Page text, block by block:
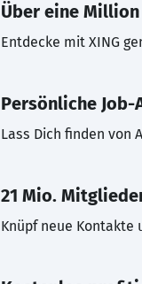
Über eine Million
Entdecke mit XING
Persönliche Job-
Lass Dich finden von
21 Mio.
Knüpf neue Kontakte